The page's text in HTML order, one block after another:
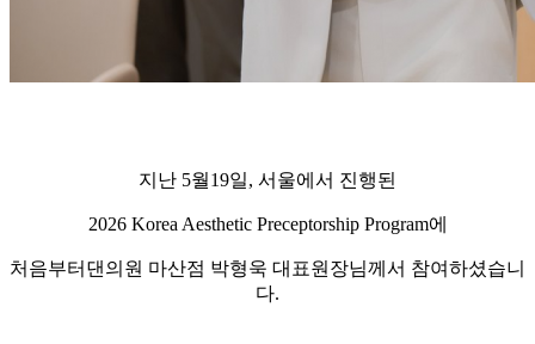
지난 5월19일, 서울에서 진행된
2026 Korea Aesthetic Preceptorship Program에
처음부터댄의원 마산점 박형욱 대표원장님께서 참여하셨습니
다.